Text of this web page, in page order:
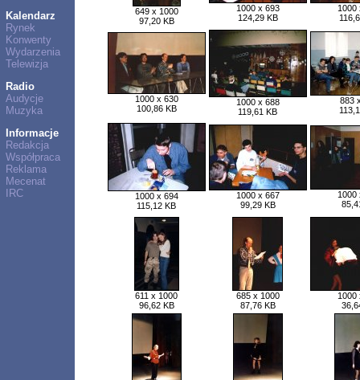
Kalendarz
Rynek
Konwenty
Wydarzenia
Telewizja
Radio
Audycje
Muzyka
Informacje
Redakcja
Współpraca
Reklama
Mecenat
IRC
649 x 1000
97,20 KB
1000 x 693
124,29 KB
1000
1000 x 630
100,86 KB
1000 x 688
119,61 KB
883
1000 x 694
115,12 KB
1000 x 667
99,29 KB
1000
611 x 1000
96,62 KB
685 x 1000
87,76 KB
1000